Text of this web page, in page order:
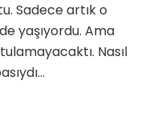
Sadece artık o
yaşıyordu. Ama
Nasıl